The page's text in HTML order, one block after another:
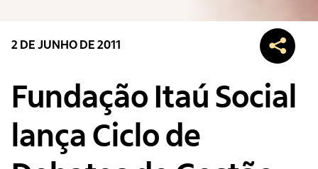
Contato
2 DE JUNHO DE 2011
Fundação Itaú Social
lança Ciclo de